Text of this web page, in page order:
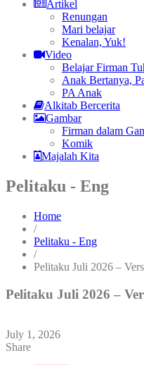
Artikel
Renungan
Mari belajar
Kenalan, Yuk!
Video
Belajar Firman
Anak Bertanya,
PA Anak
Alkitab Bercerita
Gambar
Firman dalam
Komik
Majalah Kita
Pelitaku - Eng
Home
/
Pelitaku - Eng
/
Pelitaku Juli 2026 –
Pelitaku Juli 2026 –
July 1, 2026
Share